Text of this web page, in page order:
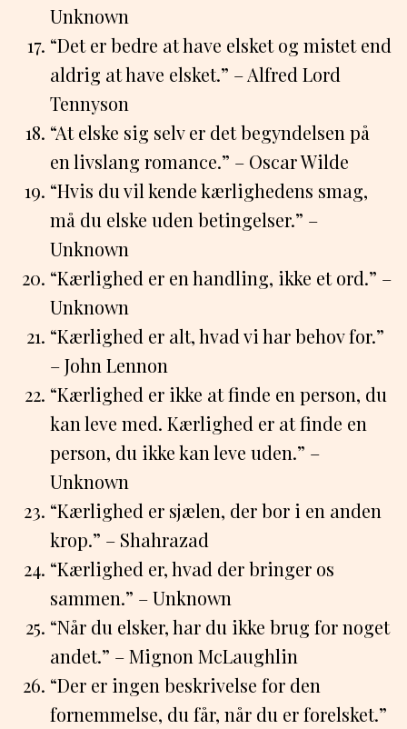
Unknown
“Det er bedre at have elsket og mistet end
aldrig at have elsket.” – Alfred Lord
Tennyson
“At elske sig selv er det begyndelsen på
en livslang romance.” – Oscar Wilde
“Hvis du vil kende kærlighedens smag,
må du elske uden betingelser.” –
Unknown
“Kærlighed er en handling, ikke et ord.” –
Unknown
“Kærlighed er alt, hvad vi har behov for.”
– John Lennon
“Kærlighed er ikke at finde en person, du
kan leve med. Kærlighed er at finde en
person, du ikke kan leve uden.” –
Unknown
“Kærlighed er sjælen, der bor i en anden
krop.” – Shahrazad
“Kærlighed er, hvad der bringer os
sammen.” – Unknown
“Når du elsker, har du ikke brug for noget
andet.” – Mignon McLaughlin
“Der er ingen beskrivelse for den
fornemmelse, du får, når du er forelsket.”